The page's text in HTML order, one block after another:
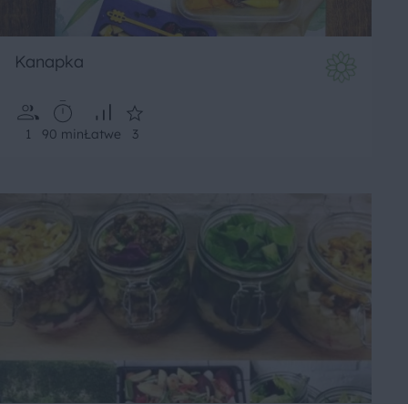
Kanapka
1 90 minŁatwe 3